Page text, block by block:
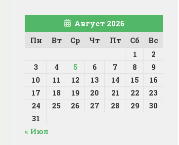
Август 2026
Пн
Вт Ср Чт Пт Сб
Вс
1
2
3
4 5 6 7 8
9
10
11 12 13 14 15
16
17
18 19 20 21 22
23
24
25 26 27 28 29
30
31
« Июл